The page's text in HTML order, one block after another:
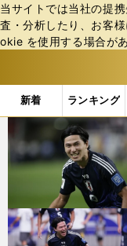
当サイトでは当社の提
査・分析したり、お客
okie を使⽤する場合が
新着 ランキング
b
ス
ル
テ
バ
「#南野拓実」